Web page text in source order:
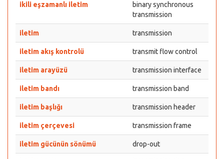
ikili eşzamanlı iletim
binary synchronous
transmission
iletim transmission
iletim akış kontrolü transmit flow control
iletim arayüzü transmission interface
iletim bandı transmission band
iletim başlığı transmission header
iletim çerçevesi transmission frame
iletim gücünün sönümü drop-out